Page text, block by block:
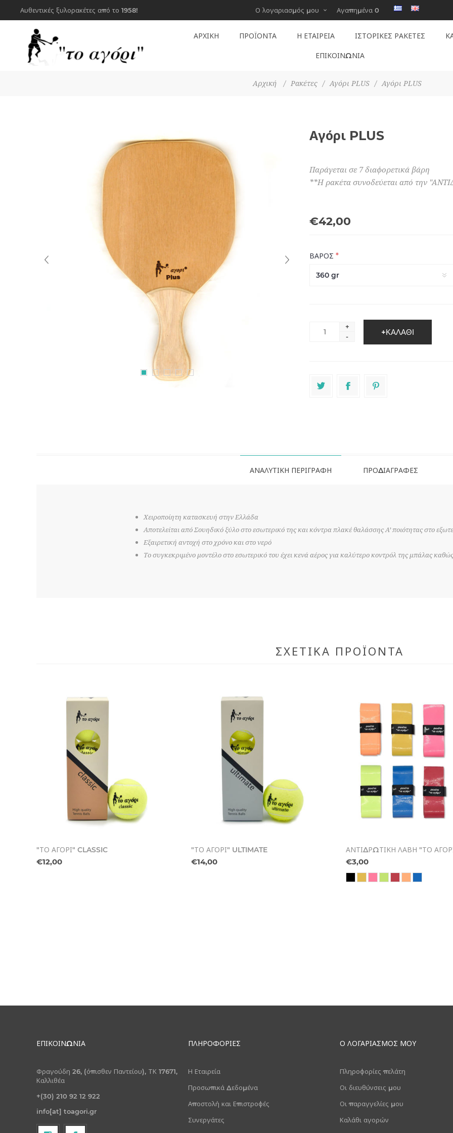
Αυθεντικές ξυλορακέτες από το 1958! Ο λογαριασμός μου Αγαπημένα 0
ΑΡΧΙΚΗ ΠΡΟΪΟΝΤΑ Η ΕΤΑΙΡΕΊΑ ΙΣΤΟΡΙΚΕΣ ΡΑΚΕΤΕΣ
ΕΠΙΚΟΙΝΩΝΙΑ
Αρχική / Ρακέτες / Αγόρι PLUS / Αγόρι PLUS
Αγόρι PLUS
Παράγεται σε 7 διαφορετικά βάρη
**Η ρακέτα συνοδεύεται από την
€42,00
ΒΑΡΟΣ *
+
-
ΑΝΑΛΥΤΙΚΉ ΠΕΡΙΓΡΑΦΉ ΠΡΟΔΙΑΓΡΑΦΈΣ
Χειροποίητη κατασκευή στην Ελλάδα
Αποτελείται από Σουηδικό ξύλο στο εσωτερικό της και κόντρα πλακέ θαλάσσης Α’ ποιότητας στο
Εξαιρετική αντοχή στο χρόνο και στο νερό
Το συγκεκριμένο μοντέλο στο εσωτερικό του έχει κενά αέρος για καλύτερο κοντρόλ της μπάλας
ΣΧΕΤΙΚΆ ΠΡΟΪΌΝΤΑ
"ΤΟ ΑΓΟΡΙ" CLASSIC
€12,00
"ΤΟ ΑΓΟΡΙ" ULTIMATE
€14,00
ΑΝΤΙΔΡΩΤΙΚΗ ΛΑΒΗ "ΤΟ
€3,00
ΕΠΙΚΟΙΝΩΝΊΑ
Φραγούδη 26, (όπισθεν Παντείου), ΤΚ 17671,
Καλλιθέα
+(30) 210 92 12 922
info[at] toagori.gr
ΠΛΗΡΟΦΟΡΊΕΣ
Η Εταιρεία
Προσωπικά Δεδομένα
Αποστολή και Επιστροφές
Συνεργάτες
Ο ΛΟΓΑΡΙΑΣΜΌΣ ΜΟΥ
Πληροφορίες πελάτη
Οι διευθύνσεις μου
Οι παραγγελίες μου
Καλάθι αγορών